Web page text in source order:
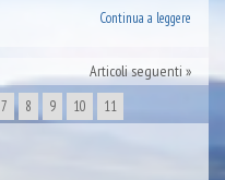
Continua a leggere
Articoli seguenti
7 8 9 10 11